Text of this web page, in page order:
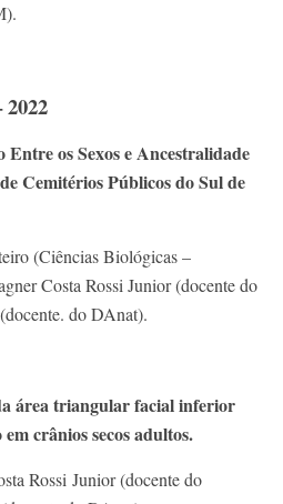
Entre os Sexos e Ancestralidade
Cemitérios Públicos do Sul de
(Ciências Biológicas –
Costa Rossi Junior (docente do
do DAnat).
área triangular facial inferior
crânios secos adultos.
RossiJunior (docente do